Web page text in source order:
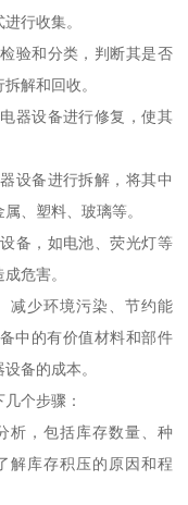
行收集。
验和分类，判断其是否
解和回收。
器设备进行修复，使其
设备进行拆解，将其中
、塑料、玻璃等。
备，如电池、荧光灯等
危害。
减少环境污染、节约能
中的有价值材料和部件
备的成本。
个步骤：
析，包括库存数量、种
解库存积压的原因和程